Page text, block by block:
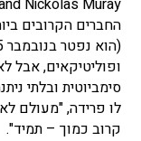
ופוליטיקאים, אבל
סימביוטית ובלתי
לו פרידה, "מעולם
קרוב כמוך – תמיד".